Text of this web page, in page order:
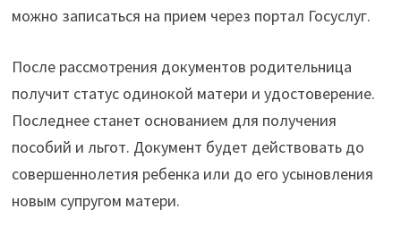
можно записаться на прием через портал Госуслуг.
После рассмотрения документов родительница
получит статус одинокой матери и удостоверение.
Последнее станет основанием для получения
пособий и льгот. Документ будет действовать до
совершеннолетия ребенка или до его усыновления
новым супругом матери.